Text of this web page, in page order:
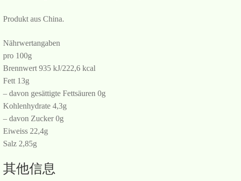
Produkt aus China.
Nährwertangaben
pro 100g
Brennwert 935 kJ/222,6 kcal
Fett 13g
– davon gesättigte Fettsäuren 0g
Kohlenhydrate 4,3g
– davon Zucker 0g
Eiweiss 22,4g
Salz 2,85g
其他信息